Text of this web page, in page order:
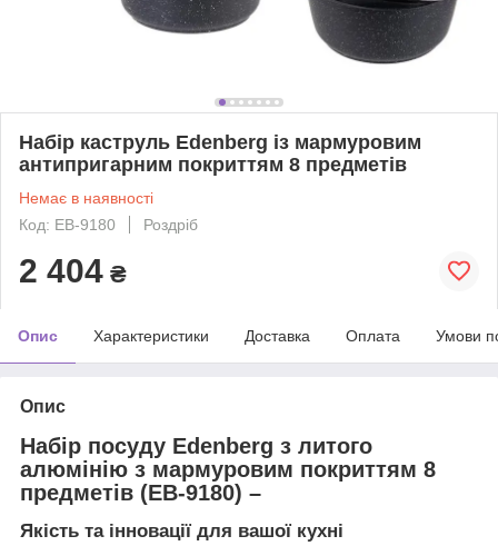
Набір каструль Edenberg із мармуровим
антипригарним покриттям 8 предметів
Немає в наявності
Код: EB-9180
Роздріб
2 404 ₴
Опис Характеристики Доставка Оплата Умови
Опис
Набір посуду Edenberg з литого
алюмінію з мармуровим покриттям 8
предметів (EB-9180) –
Якість та інновації для вашої кухні